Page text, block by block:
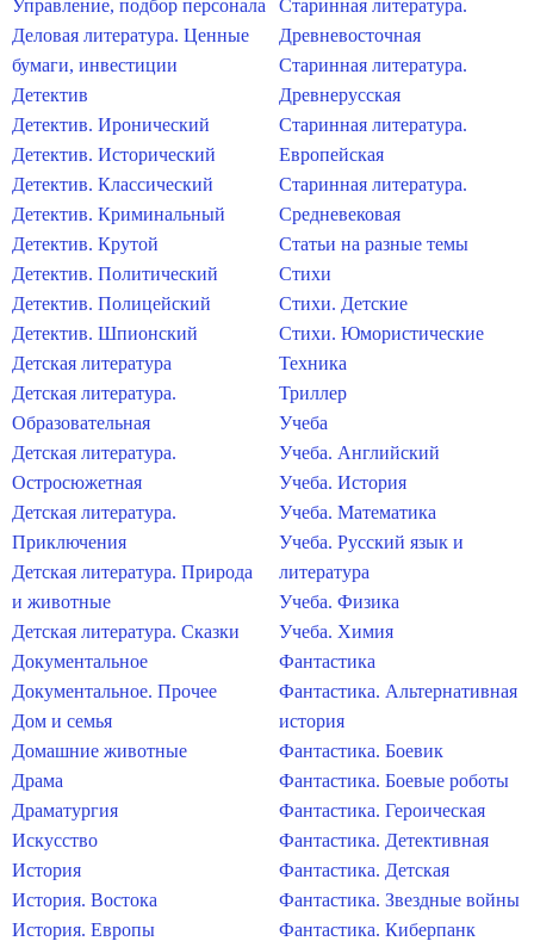
Управление, подбор персонала
Деловая литература. Ценные
бумаги, инвестиции
Детектив
Детектив. Иронический
Детектив. Исторический
Детектив. Классический
Детектив. Криминальный
Детектив. Крутой
Детектив. Политический
Детектив. Полицейский
Детектив. Шпионский
Детская литература
Детская литература.
Образовательная
Детская литература.
Остросюжетная
Детская литература.
Приключения
Детская литература. Природа
и животные
Детская литература. Сказки
Документальное
Документальное. Прочее
Дом и семья
Домашние животные
Драма
Драматургия
Искусство
История
История. Востока
История. Европы
Старинная литература.
Древневосточная
Старинная литература.
Древнерусская
Старинная литература.
Европейская
Старинная литература.
Средневековая
Статьи на разные темы
Стихи
Стихи. Детские
Стихи. Юмористические
Техника
Триллер
Учеба
Учеба. Английский
Учеба. История
Учеба. Математика
Учеба. Русский язык и
литература
Учеба. Физика
Учеба. Химия
Фантастика
Фантастика. Альтернативная
история
Фантастика. Боевик
Фантастика. Боевые роботы
Фантастика. Героическая
Фантастика. Детективная
Фантастика. Детская
Фантастика. Звездные войны
Фантастика. Киберпанк